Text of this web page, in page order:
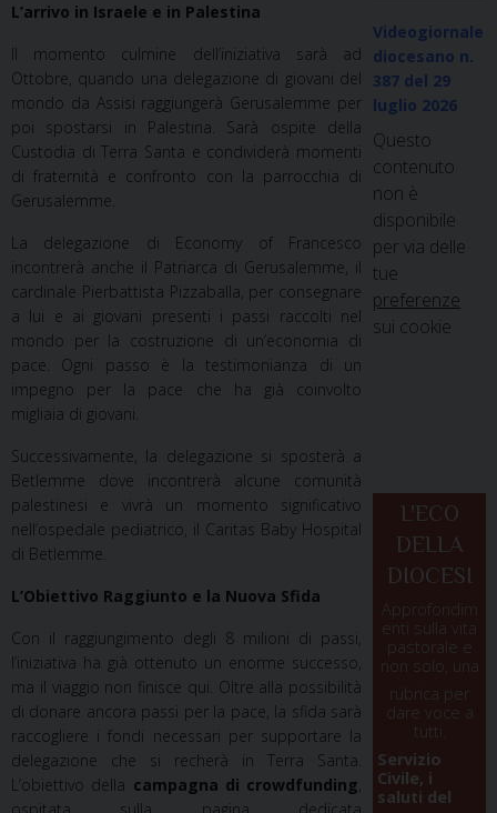
L’arrivo in Israele e in Palestina
Il momento culmine dell’iniziativa sarà ad
Ottobre, quando una delegazione di giovani del
mondo da Assisi raggiungerà Gerusalemme per
poi spostarsi in Palestina. Sarà ospite della
Custodia di Terra Santa e condividerà momenti
di fraternità e confronto con la parrocchia di
Gerusalemme.
La delegazione di Economy of Francesco
incontrerà anche il Patriarca di Gerusalemme, il
cardinale Pierbattista Pizzaballa, per consegnare
a lui e ai giovani presenti i passi raccolti nel
mondo per la costruzione di un’economia di
pace. Ogni passo è la testimonianza di un
impegno per la pace che ha già coinvolto
migliaia di giovani.
Successivamente, la delegazione si sposterà a
Betlemme dove incontrerà alcune comunità
palestinesi e vivrà un momento significativo
nell’ospedale pediatrico, il Caritas Baby Hospital
di Betlemme.
L’Obiettivo Raggiunto e la Nuova Sfida
Con il raggiungimento degli 8 milioni di passi,
l’iniziativa ha già ottenuto un enorme successo,
ma il viaggio non finisce qui. Oltre alla possibilità
di donare ancora passi per la pace, la sfida sarà
raccogliere i fondi necessari per supportare la
delegazione che si recherà in Terra Santa.
L’obiettivo della campagna di crowdfunding,
Videogiornale
diocesano n.
387 del 29
luglio 2026
Questo
contenuto
non è
disponibile
per via delle
tue
preferenze
sui cookie
L'ECO
DELLA
DIOCESI
Approfondim
enti sulla vita
pastorale e
non solo, una
rubrica per
dare voce a
tutti.
Servizio
Civile, i
saluti del